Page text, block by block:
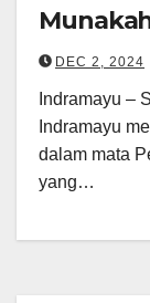
DEC 2, 2024
Indramayu –
Indramayu
dalam mata
yang…